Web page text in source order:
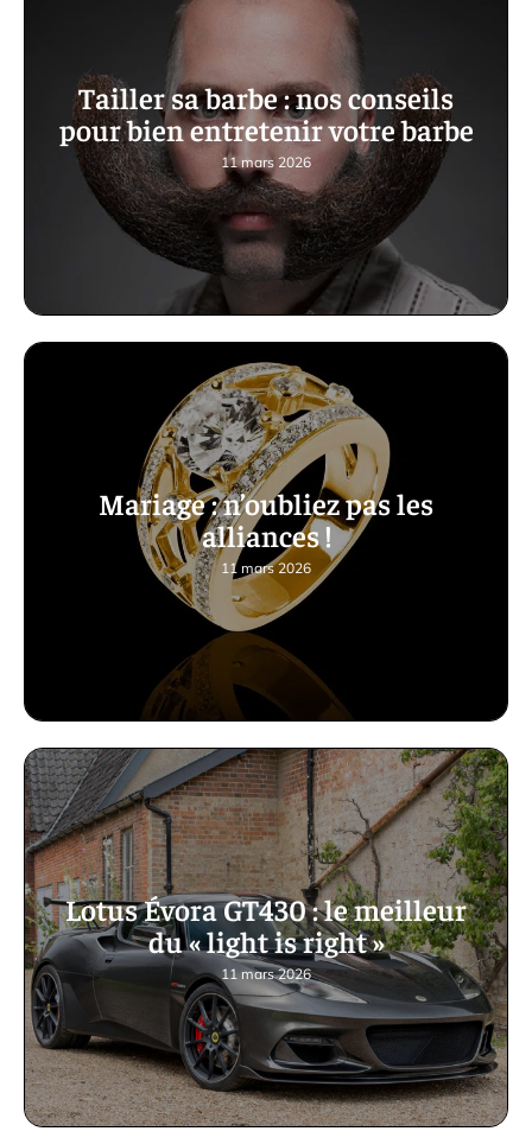
Tailler sa barbe : nos conseils
pour bien entretenir votre barbe
11 mars 2026
Mariage : n’oubliez pas les
alliances !
11 mars 2026
Lotus Évora GT430 : le meilleur
du « light is right »
11 mars 2026